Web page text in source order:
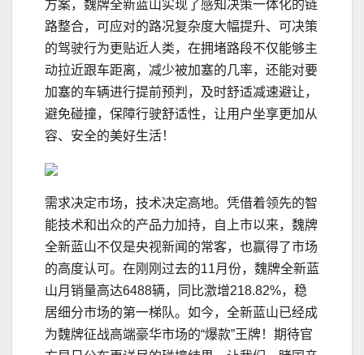
方案，魏牌全新蓝山实现了感知决策一体化的链
路整合，可应对的路况复杂度大幅提升、可决策
的驾驶行为更贴近人类，在拥堵路段不仅能够主
动拉近跟车距离，减少被加塞的几率，还能对要
加塞的车辆进行提前预判，及时舒适减速避让，
避免碰撞，保障行驶舒适性，让用户坐享更加从
容、安全的美好生活！
需求决定市场，技术决定高地。凭借着领先的智
能技术和出众的产品力加持，自上市以来，魏牌
全新蓝山不仅是央视新闻的常客，也赢得了市场
的高度认可。在刚刚过去的11月份，魏牌全新蓝
山月销量高达6488辆，同比激增218.82%，稳
居细分市场的第一梯队。如今，全新蓝山已经成
为魏牌征战高端豪华市场的“爆款”王牌！期待官